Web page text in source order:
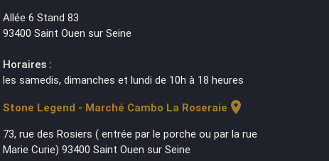
Allée 6 Stand 83
93400 Saint Ouen sur Seine
Horaires :
les samedis, dimanches et lundi de 10h à 18 heures
Stone Legend - Marché Cambo La Roseraie location_on
73, rue des Rosiers ( entrée par le porche ou par la rue
Marie Curie) 93400 Saint Ouen sur Seine